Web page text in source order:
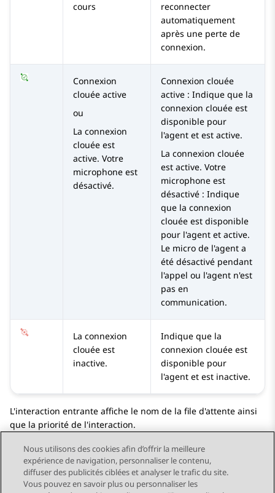
cours
reconnecter
automatiquement
après une perte de
connexion.
Connexion
clouée active
ou
La connexion
clouée est
active. Votre
microphone est
désactivé.
Connexion clouée
active : Indique que la
connexion clouée est
disponible pour
l'agent et est active.
La connexion clouée
est active. Votre
microphone est
désactivé : Indique
que la connexion
clouée est disponible
pour l'agent et active.
Le micro de l'agent a
été désactivé pendant
l'appel ou l'agent n'est
pas en
communication.
La connexion
clouée est
inactive.
Indique que la
connexion clouée est
disponible pour
l'agent et est inactive.
L'interaction entrante affiche le nom de la file d'attente ainsi
que la priorité de l'interaction.
Send Feedback
Nous utilisons des cookies afin d’offrir la meilleure
expérience de navigation, personnaliser le contenu,
diffuser des publicités ciblées et analyser le trafic du site.
Vous pouvez en savoir plus ou personnaliser les